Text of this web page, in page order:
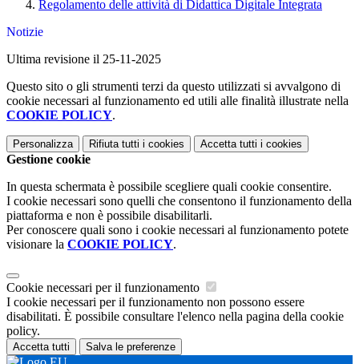
Regolamento delle attività di Didattica Digitale Integrata
Notizie
Ultima revisione il 25-11-2025
Questo sito o gli strumenti terzi da questo utilizzati si avvalgono di
cookie necessari al funzionamento ed utili alle finalità illustrate nella
COOKIE POLICY.
Personalizza Rifiuta tutti i cookies Accetta tutti i cookies
Gestione cookie
In questa schermata è possibile scegliere quali cookie consentire.
I cookie necessari sono quelli che consentono il funzionamento della
piattaforma e non è possibile disabilitarli.
Per conoscere quali sono i cookie necessari al funzionamento potete
visionare la COOKIE POLICY.
Cookie necessari per il funzionamento
I cookie necessari per il funzionamento non possono essere
disabilitati. È possibile consultare l'elenco nella pagina della cookie
policy.
Accetta tutti Salva le preferenze